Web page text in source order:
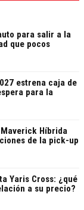
para salir a la
que pocos
estrena caja de
para la
Híbrida
de la pick-up
Yaris Cross: ¿qué
a su precio?